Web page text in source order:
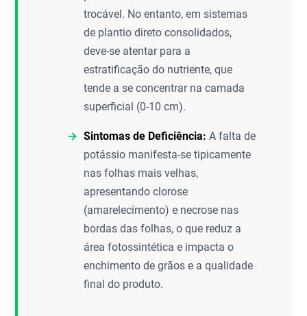
trocável. No entanto, em sistemas
de plantio direto consolidados,
deve-se atentar para a
estratificação do nutriente, que
tende a se concentrar na camada
superficial (0-10 cm).
Sintomas de Deficiência: A falta de
potássio manifesta-se tipicamente
nas folhas mais velhas,
apresentando clorose
(amarelecimento) e necrose nas
bordas das folhas, o que reduz a
área fotossintética e impacta o
enchimento de grãos e a qualidade
final do produto.